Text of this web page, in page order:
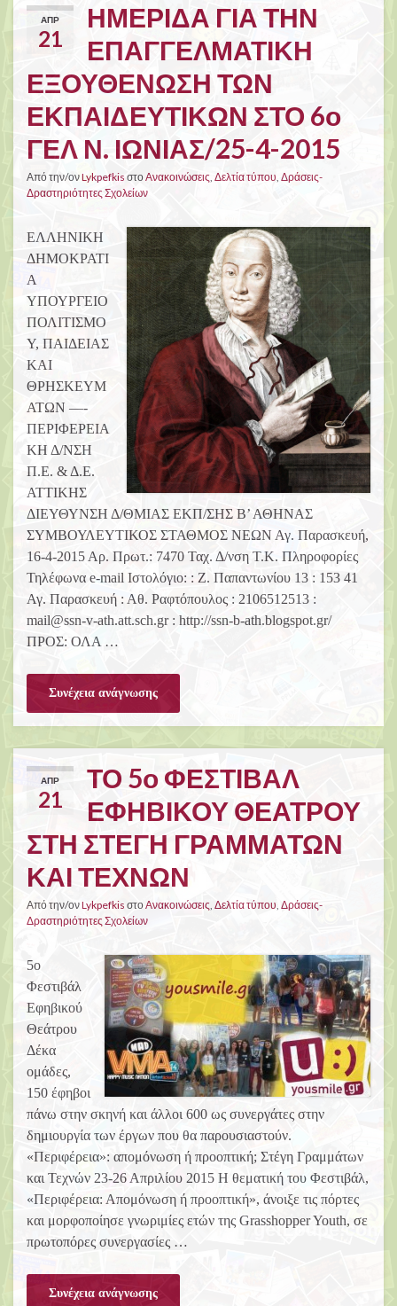
ΑΠΡ
21
ΗΜΕΡΙΔΑ ΓΙΑ ΤΗΝ
ΕΠΑΓΓΕΛΜΑΤΙΚΗ
ΕΞΟΥΘΕΝΩΣΗ ΤΩΝ
ΕΚΠΑΙΔΕΥΤΙΚΩΝ ΣΤΟ 6ο
ΓΕΛ Ν. ΙΩΝΙΑΣ/25-4-2015
Από την/ονLykpefkis στοΑνακοινώσεις, Δελτία τύπου, Δράσεις-
Δραστηριότητες Σχολείων
ΕΛΛΗΝΙΚΗ
ΔΗΜΟΚΡΑΤΙ
Α
ΥΠΟΥΡΓΕΙΟ
ΠΟΛΙΤΙΣΜΟ
Υ, ΠΑΙΔΕΙΑΣ
ΚΑΙ
ΘΡΗΣΚΕΥΜ
ΑΤΩΝ —-
ΠΕΡΙΦΕΡΕΙΑ
ΚΗ Δ/ΝΣΗ
Π.Ε. & Δ.Ε.
ΑΤΤΙΚΗΣ
ΔΙΕΥΘΥΝΣΗ Δ/ΘΜΙΑΣ ΕΚΠ/ΣΗΣ Β’ ΑΘΗΝΑΣ
ΣΥΜΒΟΥΛΕΥΤΙΚΟΣ ΣΤΑΘΜΟΣ ΝΕΩΝ Αγ. Παρασκευή,
16-4-2015 Αρ. Πρωτ.: 7470 Ταχ. Δ/νση Τ.Κ. Πληροφορίες
Τηλέφωνα e-mail Ιστολόγιο: : Ζ. Παπαντωνίου 13 : 153 41
Αγ. Παρασκευή : Αθ. Ραφτόπουλος : 2106512513 :
mail@ssn-v-ath.att.sch.gr : http://ssn-b-ath.blogspot.gr/
ΠΡΟΣ: ΟΛΑ …
Συνέχεια ανάγνωσης
ΑΠΡ
21
ΤΟ 5ο ΦΕΣΤΙΒΑΛ
ΕΦΗΒΙΚΟΥ ΘΕΑΤΡΟΥ
ΣΤΗ ΣΤΕΓΗ ΓΡΑΜΜΑΤΩΝ
ΚΑΙ ΤΕΧΝΩΝ
Από την/ονLykpefkis στοΑνακοινώσεις, Δελτία τύπου, Δράσεις-
Δραστηριότητες Σχολείων
5ο
Φεστιβάλ
Εφηβικού
Θεάτρου
Δέκα
ομάδες,
150 έφηβοι
πάνω στην σκηνή και άλλοι 600 ως συνεργάτες στην
δημιουργία των έργων που θα παρουσιαστούν.
«Περιφέρεια»: απομόνωση ή προοπτική; Στέγη Γραμμάτων
και Τεχνών 23-26 Απριλίου 2015 Η θεματική του Φεστιβάλ,
«Περιφέρεια: Απομόνωση ή προοπτική», άνοιξε τις πόρτες
και μορφοποίησε γνωριμίες ετών της Grasshopper Youth, σε
πρωτοπόρες συνεργασίες …
Συνέχεια ανάγνωσης